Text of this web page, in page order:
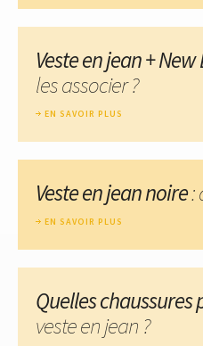
Veste en jean +
les associer ?
EN SAVOIR PLUS
Veste en jean noire:
EN SAVOIR PLUS
Quelles chaussures
veste en jean ?